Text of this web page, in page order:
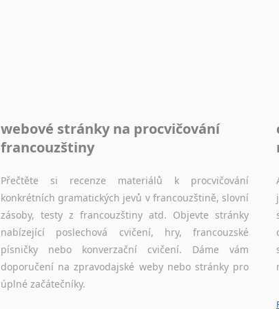
Tahitština
Tamilština
Thajština
Tibetština
Tigriňňa
Turečtina
Turkménština
Ujgurština
Urdština
webové stránky na procvičování
francouzštiny
Přečtěte si recenze materiálů k procvičování
konkrétních gramatických jevů v francouzštině, slovní
zásoby, testy z francouzštiny atd. Objevte stránky
nabízející poslechová cvičení, hry, francouzské
písničky nebo konverzační cvičení. Dáme vám
doporučení na zpravodajské weby nebo stránky pro
úplné začátečníky.